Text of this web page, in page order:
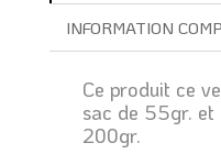
INFORMATION
Ce produit ce
sac de 55gr. et
200gr.